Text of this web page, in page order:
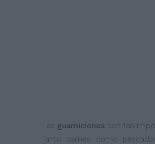
Las guarnicionesson tan
Tanto carnes como